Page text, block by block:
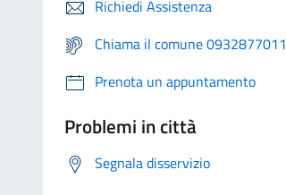
Richiedi Assistenza
Chiama il comune 0932877011
Prenota un appuntamento
Problemi in città
Segnala disservizio